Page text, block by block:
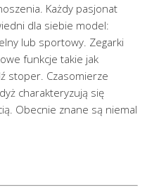
Każdy pasjonat
dla siebie model:
lub sportowy. Zegarki
funkcje takie jak
stoper. Czasomierze
charakteryzują się
Obecnie znane są niemal